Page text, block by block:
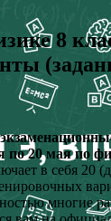
8
по 20 мая по
в себя 20
многие